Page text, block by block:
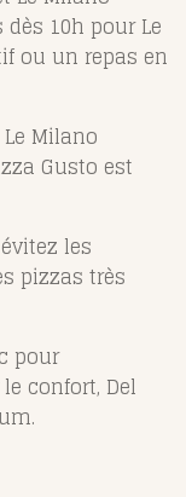
10h pour Le
ou un repas en
Milano
Gusto est
les
pizzas très
pour
confort, Del